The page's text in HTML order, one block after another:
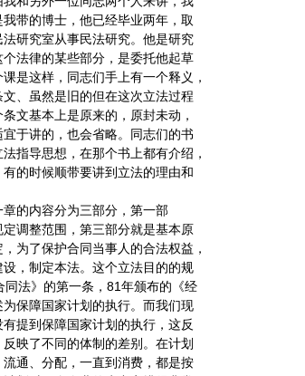
带的博士，他已经毕业两年，取
研究室从事民法研究。他是研究
法律的某些部分，是委托他起草
是这样，同志们手上有一个释义，
、虽然是旧的但在这次立法过程
文基本上是原来的，原封未动，
于讲的，也会省略。同志们的书
指导思想，在那个书上都有介绍，
的时候顺带要讲到立法的理由和
的内容分为三部分，第一部
调整范围，第三部分就是基本原
为了保护合同当事人的合法权益，
，制定本法。这个立法目的的规
法》的第一条，81年颁布的《经
保障国家计划的执行。而我们现
提到保障国家计划的执行，这反
映了不同的体制的差别。在计划
通、分配，一直到消费，都是按